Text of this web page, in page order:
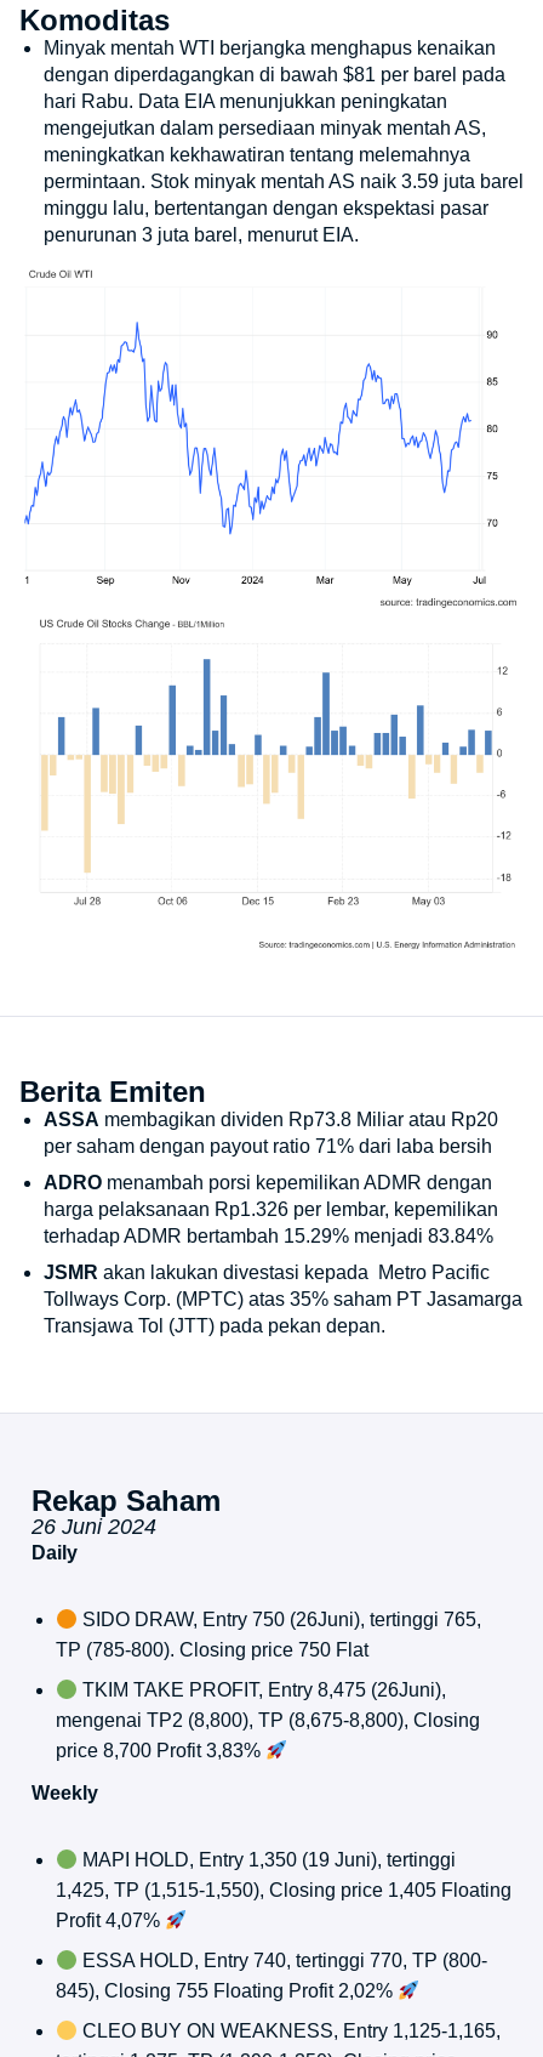
Komoditas
Minyak mentah WTI berjangka menghapus kenaikan
dengan diperdagangkan di bawah $81 per barel pada
hari Rabu. Data EIA menunjukkan peningkatan
mengejutkan dalam persediaan minyak mentah AS,
meningkatkan kekhawatiran tentang melemahnya
permintaan. Stok minyak mentah AS naik 3.59 juta barel
minggu lalu, bertentangan dengan ekspektasi pasar
penurunan 3 juta barel, menurut EIA.
Berita Emiten
ASSA membagikan dividen Rp73.8 Miliar atau Rp20
per saham dengan payout ratio 71% dari laba bersih
ADRO menambah porsi kepemilikan ADMR dengan
harga pelaksanaan Rp1.326 per lembar, kepemilikan
terhadap ADMR bertambah 15.29% menjadi 83.84%
JSMR akan lakukan divestasi kepada Metro Pacific
Tollways Corp. (MPTC) atas 35% saham PT Jasamarga
Transjawa Tol (JTT) pada pekan depan.
Rekap Saham
26 Juni 2024
Daily
SIDO DRAW, Entry 750 (26Juni), tertinggi 765,
TP (785-800). Closing price 750 Flat
TKIM TAKE PROFIT, Entry 8,475 (26Juni),
mengenai TP2 (8,800), TP (8,675-8,800), Closing
price 8,700 Profit 3,83%
Weekly
MAPI HOLD, Entry 1,350 (19 Juni), tertinggi
1,425, TP (1,515-1,550), Closing price 1,405 Floating
Profit 4,07%
ESSA HOLD, Entry 740, tertinggi 770, TP (800-
845), Closing 755 Floating Profit 2,02%
CLEO BUY ON WEAKNESS, Entry 1,125-1,165,